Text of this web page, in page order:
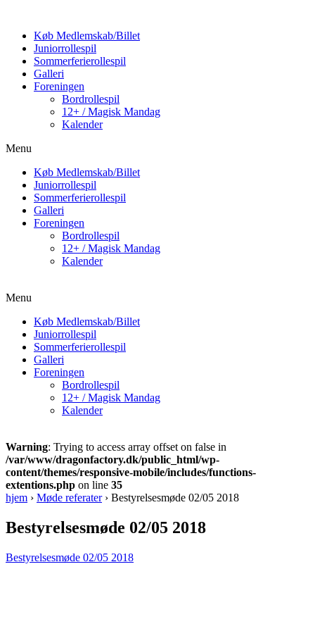
Køb Medlemskab/Billet
Juniorrollespil
Sommerferierollespil
Galleri
Foreningen
Bordrollespil
12+ / Magisk Mandag
Kalender
Menu
Køb Medlemskab/Billet
Juniorrollespil
Sommerferierollespil
Galleri
Foreningen
Bordrollespil
12+ / Magisk Mandag
Kalender
Menu
Køb Medlemskab/Billet
Juniorrollespil
Sommerferierollespil
Galleri
Foreningen
Bordrollespil
12+ / Magisk Mandag
Kalender
Warning: Trying to access array offset on false in
/var/www/dragonfactory.dk/public_html/wp-
content/themes/responsive-mobile/includes/functions-
extentions.php on line 35
hjem › Møde referater › Bestyrelsesmøde 02/05 2018
Bestyrelsesmøde 02/05 2018
Bestyrelsesmøde 02/05 2018